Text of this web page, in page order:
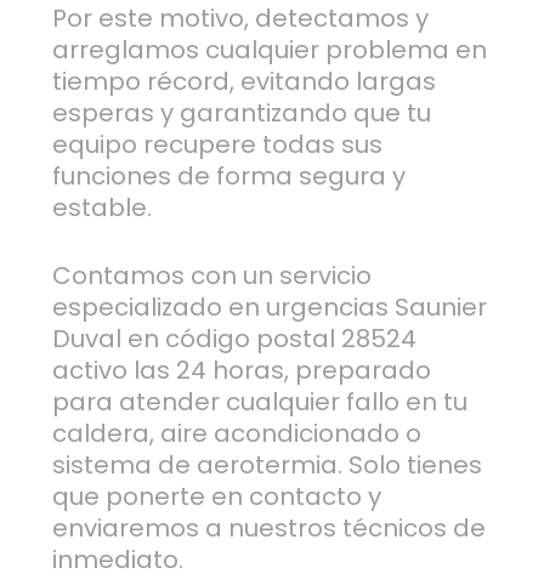
Por este motivo, detectamos y
arreglamos cualquier problema en
tiempo récord, evitando largas
esperas y garantizando que tu
equipo recupere todas sus
funciones de forma segura y
estable.
Contamos con un servicio
especializado en urgencias Saunier
Duval en código postal 28524
activo las 24 horas, preparado
para atender cualquier fallo en tu
caldera, aire acondicionado o
sistema de aerotermia. Solo tienes
que ponerte en contacto y
enviaremos a nuestros técnicos de
inmediato.